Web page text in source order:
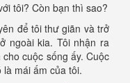
tôi? Còn bạn thì sao?
để tôi thư giãn và trở
ngoài kia. Tôi nhận ra
cuộc sống ấy. Cuộc
mái ấm của tôi.